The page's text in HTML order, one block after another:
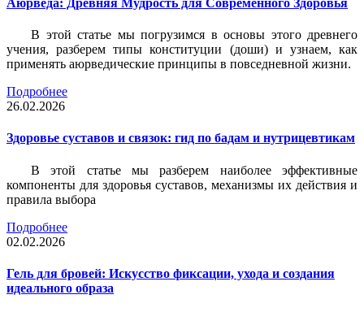
В этой статье мы погрузимся в основы этого древнего
учения, разберем типы конституции (доши) и узнаем, как
применять аюрведические принципы в повседневной жизни.
Подробнее
26.02.2026
Здоровье суставов и связок: гид по бадам и нутрицевтикам
В этой статье мы разберем наиболее эффективные
компоненты для здоровья суставов, механизмы их действия и
правила выбора
Подробнее
02.02.2026
Гель для бровей: Искусство фиксации, ухода и создания
идеального образа